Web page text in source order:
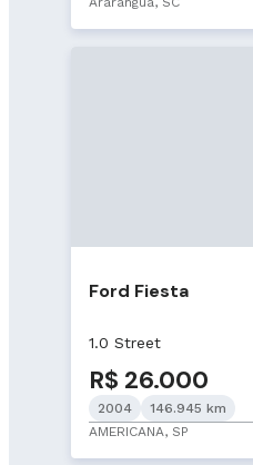
Ford Fiesta
1.0 Street
R$ 26.000
2004
146.945 km
AMERICANA, SP